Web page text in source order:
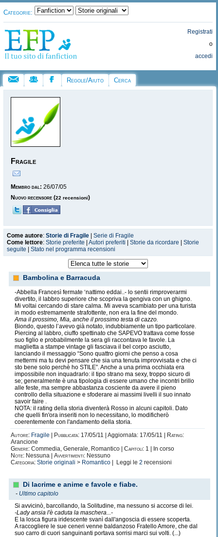
Categorie:
Registrati
o
accedi
Regole/Aiuto Cerca
Fragile
Membro dal: 26/07/05
Nuovo recensore (22 recensioni)
Come autore: Storie di Fragile
Serie di Fragile
Come lettore: Storie preferite Autori preferiti Storie da ricordare
Storie
seguite
Stato nel programma recensioni
Bambolina e Barracuda
-Abbella Francesì fermate ‘nattimo eddai..- lo sentii rimproverarmi
divertito, il labbro superiore che scopriva la gengiva con un ghigno.
Mi voltai cercando di stare calma. Mi aveva scambiato per una turista
in modo estremamente strafottente, non era la fine del mondo.
Ama il prossimo, Mia, anche il prossimo testa di cazzo.
Biondo, questo l’avevo già notato, indubbiamente un tipo particolare.
Piercing al labbro, ciuffo spettinato che SAPEVO trattava come fosse
suo figlio e probabilmente la sera gli raccontava le favole. La
maglietta a stampe vintage gli fasciava il bel corpo asciutto,
lanciando il messaggio “Sono quattro giorni che penso a cosa
mettermi ma tu devi pensare che sia una tenuta improvvisata e che ci
sto bene solo perchè ho STILE”. Anche a una prima occhiata era
impossibile non inquadrarlo: il tipo strano ma sexy, troppo sicuro di
se; generalmente è una tipologia di essere umano che incontri brillo
alle feste, ma sempre abbastanza cosciente da avere il pieno
controllo della situazione e sfoderare ai massimi livelli il suo innato
savoir faire .
NOTA: il rating della storia diventerà Rosso in alcuni capitoli. Dato
che quelli fin'ora inseriti non lo necessitano, lo modificherò
coerentemente con l'andamento della storia.
Autore: Fragile Pubblicata: 17/05/11 | Aggiornata: 17/05/11 |
Rating:
Arancione
Genere: Commedia, Generale, Romantico | Capitoli: 1 | In corso
Note: Nessuna | Avvertimenti: Nessuno
Categoria: Storie originali > Romantico | Leggi le 2 recensioni
Di lacrime e anime e favole e fiabe.
- Ultimo capitolo
Si avvicinò, barcollando, la Solitudine, ma nessuno si accorse di lei.
-Lady ansia l'è caduta la maschera...-
E la losca figura iridescente svanì dall'angoscia di essere scoperta.
A raccogliere le sue ceneri venne baldanzoso Fratello Amore, che dal
suo carro di cuori sanguinanti portava sorrisi marci sui volti. (...)